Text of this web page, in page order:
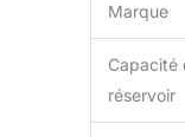
Marque
Capacité
réservoir